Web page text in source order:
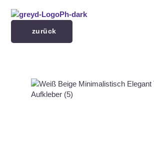
zurück